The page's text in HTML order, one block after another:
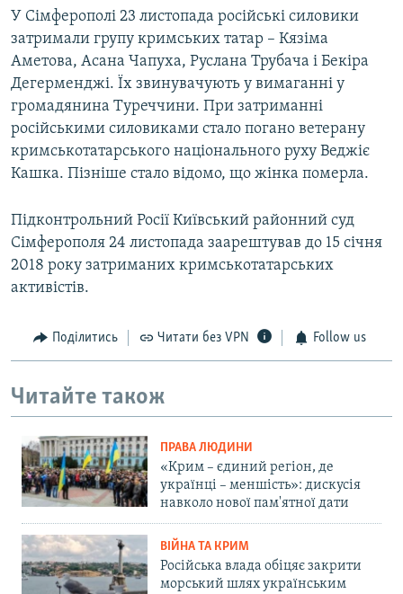
У Сімферополі 23 листопада російські силовики
затримали групу кримських татар – Кязіма
Аметова, Асана Чапуха, Руслана Трубача і Бекіра
Дегерменджі. Їх звинувачують у вимаганні у
громадянина Туреччини. При затриманні
російськими силовиками стало погано ветерану
кримськотатарського національного руху Веджіє
Кашка. Пізніше стало відомо, що жінка померла.
Підконтрольний Росії Київський районний суд
Сімферополя 24 листопада заарештував до 15 січня
2018 року затриманих кримськотатарських
активістів.
Поділитись Читати без VPN Follow us
Читайте також
ПРАВА ЛЮДИНИ
«Крим – єдиний регіон, де
українці – меншість»: дискусія
навколо нової пам'ятної дати
ВІЙНА ТА КРИМ
Російська влада обіцяє закрити
морський шлях українським